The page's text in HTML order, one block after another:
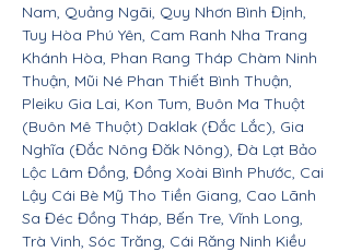
Nam, Quảng Ngãi, Quy Nhơn Bình Định,
Tuy Hòa Phú Yên, Cam Ranh Nha Trang
Khánh Hòa, Phan Rang Tháp Chàm Ninh
Thuận, Mũi Né Phan Thiết Bình Thuận,
Pleiku Gia Lai, Kon Tum, Buôn Ma Thuột
(Buôn Mê Thuột) Daklak (Đắc Lắc), Gia
Nghĩa (Đắc Nông Đăk Nông), Đà Lạt Bảo
Lộc Lâm Đồng, Đồng Xoài Bình Phước, Cai
Lậy Cái Bè Mỹ Tho Tiền Giang, Cao Lãnh
Sa Đéc Đồng Tháp, Bến Tre, Vĩnh Long,
Trà Vinh, Sóc Trăng, Cái Răng Ninh Kiều